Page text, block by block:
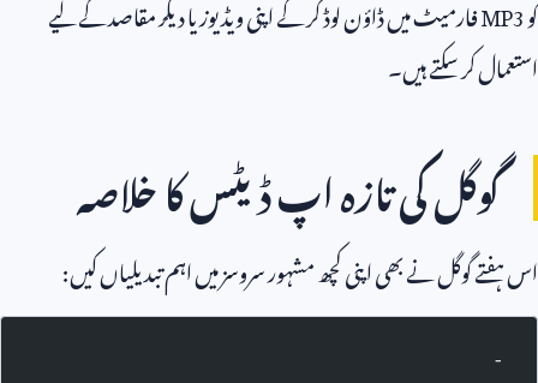
کوMP3فارمیٹ میں ڈاؤن لوڈ کر کے اپنی ویڈیوز یا دیگر مقاصد کے لیے
استعمال کر سکتے ہیں۔
گوگل کی تازہ اپ ڈیٹس کا خلاصہ
اس ہفتے گوگل نے بھی اپنی کچھ مشہور سروسز میں اہم تبدیلیاں کیں:
-